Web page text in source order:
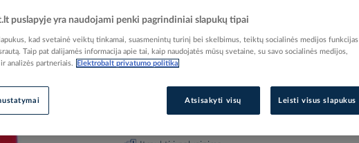
Elektrobalt prekės kodas
208136
EAN kodas
puslapyje yra naudojami penki pagrindiniai slapukų tipai
kad svetainė veiktų tinkamai, suasmenintų turinį bei skelbimus, teiktų socialinės medijos funkcijas
Taip pat dalijamės informacija apie tai, kaip naudojatės mūsų svetaine, su savo socialinės medijos,
analizės partneriais.
Elektrobalt privatumo politika
Atsisakyti visų Leisti visus slapukus